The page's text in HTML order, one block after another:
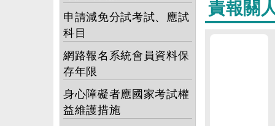
申請減免分試考試、應試
科目
網路報名系統會員資料保
存年限
身心障礙者應國家考試權
益維護措施
責報關